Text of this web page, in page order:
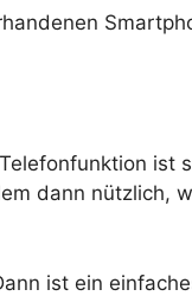
ist
dann nützlich,
ist ein